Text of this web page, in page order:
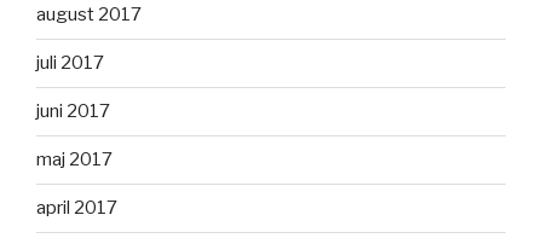
august 2017
juli 2017
juni 2017
maj 2017
april 2017